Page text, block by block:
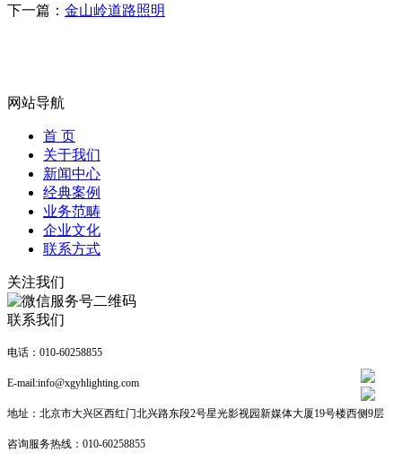
下一篇： 金山岭道路照明
网站导航
首 页
关于我们
新闻中心
经典案例
业务范畴
企业文化
联系方式
关注我们
联系我们
电话：010-60258855
E-mail:info@xgyhlighting.com
地址：北京市大兴区西红门北兴路东段2号星光影视园新媒体大厦19号楼西侧9层
咨询服务热线： 010-60258855